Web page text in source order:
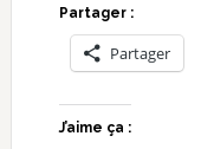
Partager :
Partager
J’aime ça :